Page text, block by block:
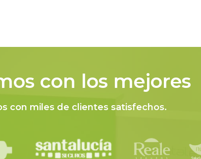
con los mejores
con miles de clientes satisfechos.